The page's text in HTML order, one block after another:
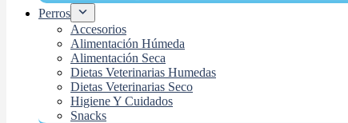
Perros
Accesorios
Alimentación Húmeda
Alimentación Seca
Dietas Veterinarias Humedas
Dietas Veterinarias Seco
Higiene Y Cuidados
Snacks